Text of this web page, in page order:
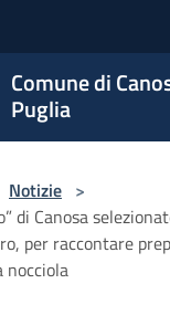
Comune di
Puglia
Notizie >
di Canosa
per raccontare
nocciola